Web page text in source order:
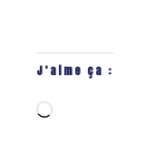
J’aime ça :
Chargement…